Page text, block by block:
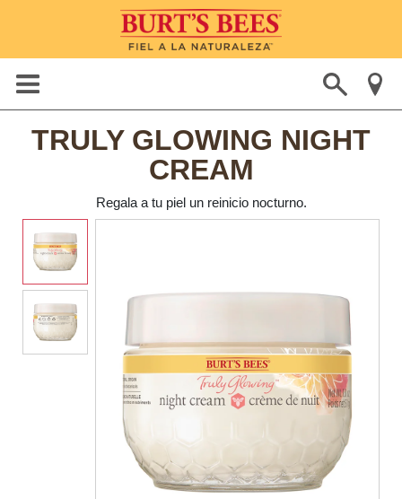
TRULY GLOWING NIGHT
CREAM
Regala a tu piel un reinicio nocturno.